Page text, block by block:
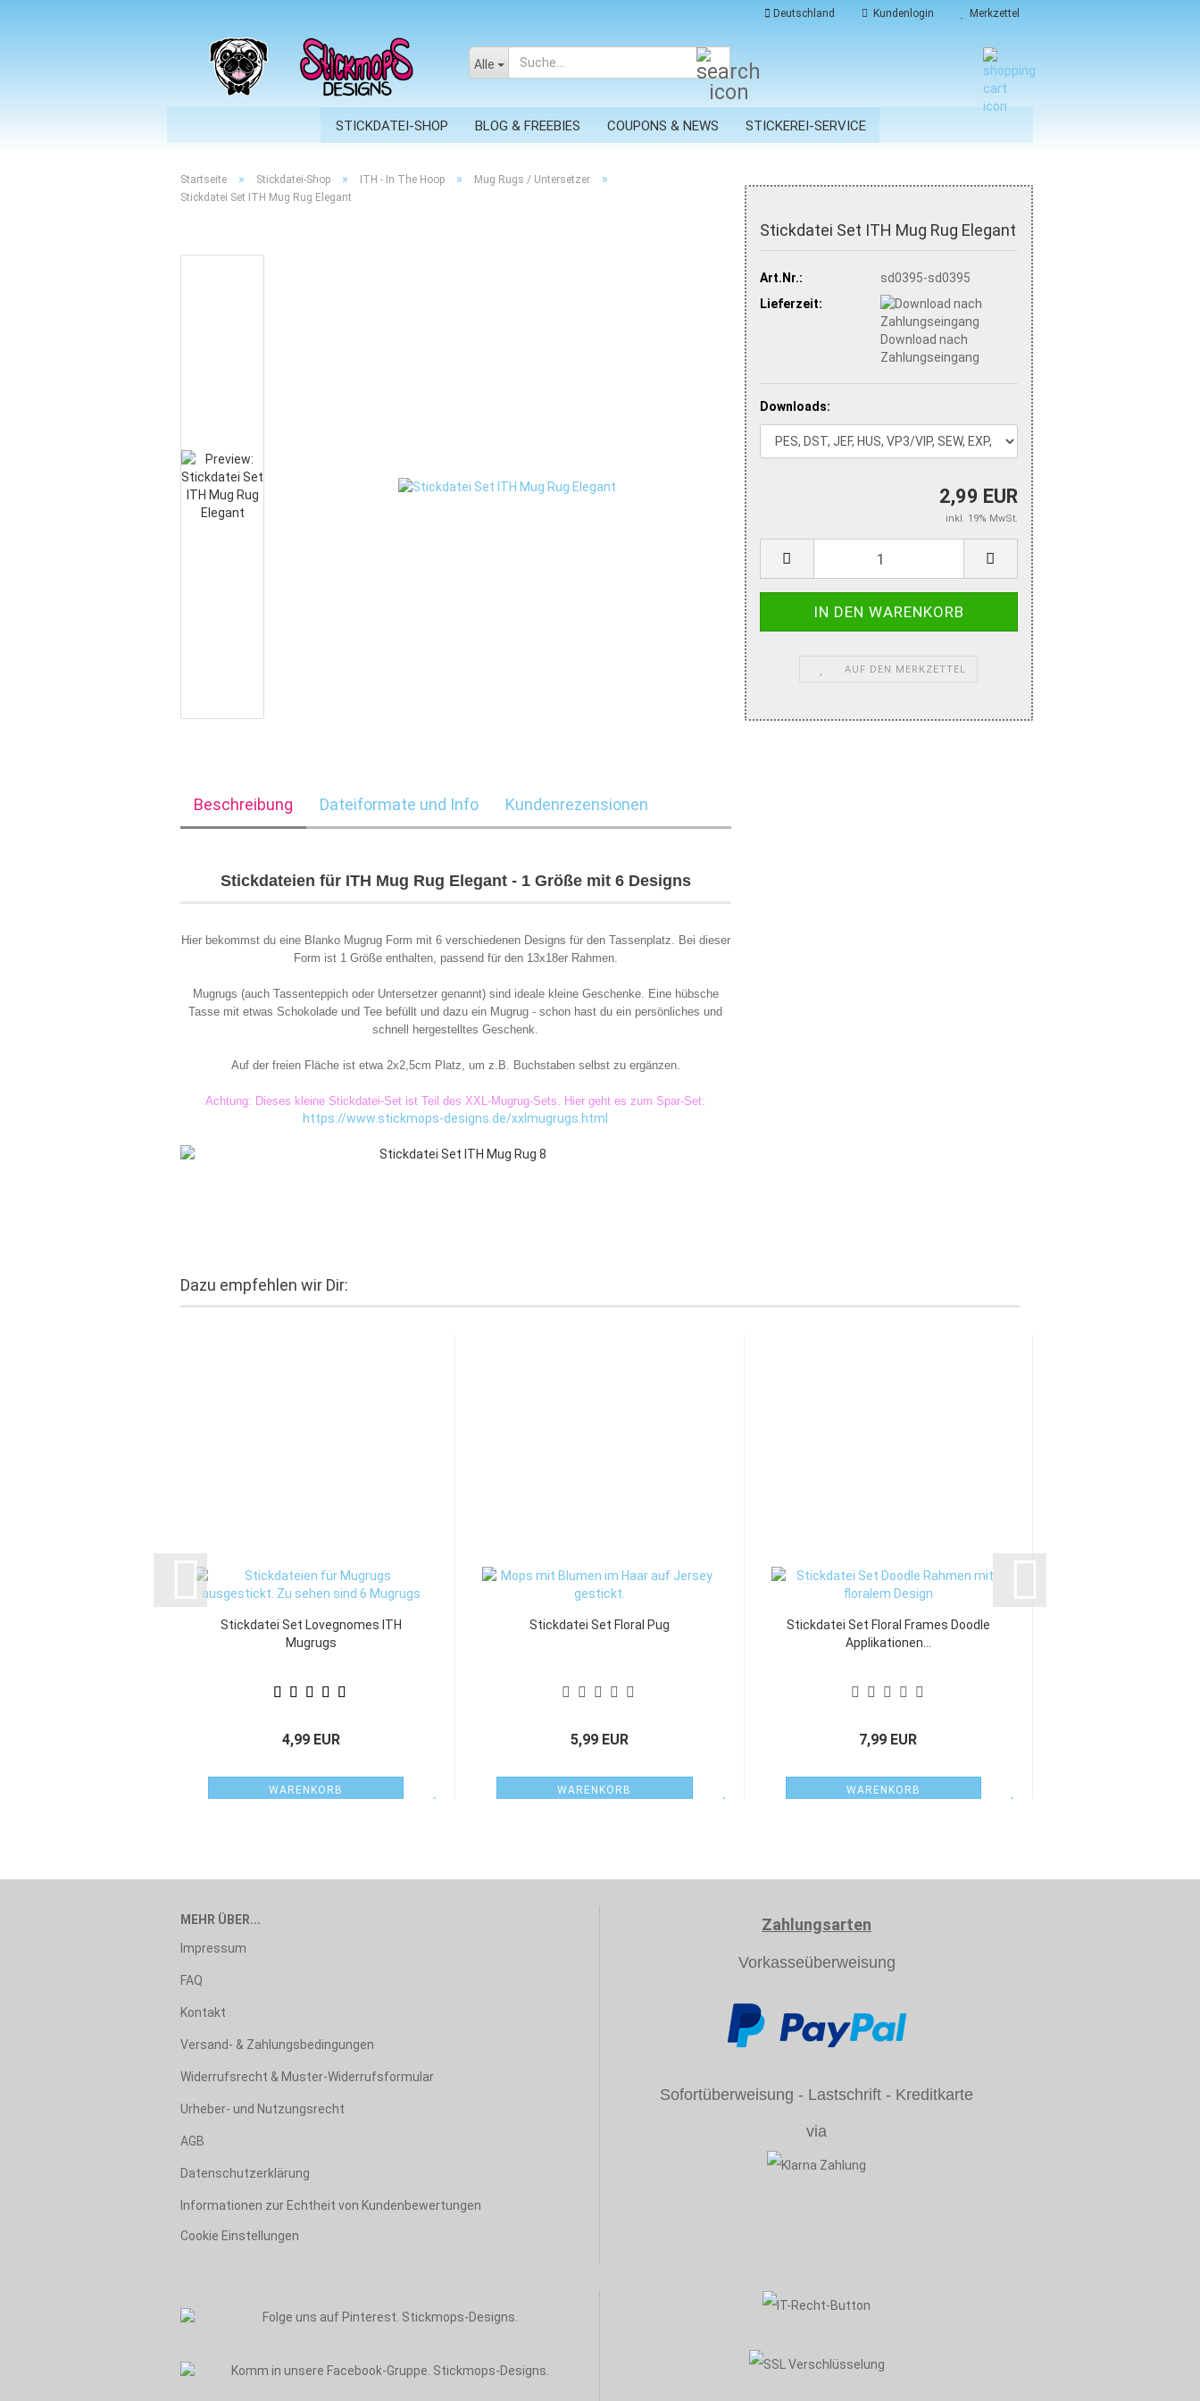
Deutschland Kundenlogin Merkzettel
Alle
STICKDATEI-SHOP BLOG & FREEBIES COUPONS & NEWS STICKEREI-SERVICE
Startseite » Stickdatei-Shop » ITH - In The Hoop » Mug Rugs / Untersetzer »
Stickdatei Set ITH Mug Rug Elegant
Stickdatei Set ITH Mug Rug Elegant
Art.Nr.:
sd0395-sd0395
Lieferzeit:
Download nach
Zahlungseingang
Downloads:
2,99 EUR
inkl. 19% MwSt.
AUF DEN MERKZETTEL
Beschreibung Dateiformate und Info Kundenrezensionen
Stickdateien für ITH Mug Rug Elegant - 1 Größe mit 6 Designs
Hier bekommst du eine Blanko Mugrug Form mit 6 verschiedenen Designs für den Tassenplatz. Bei dieser
Form ist 1 Größe enthalten, passend für den 13x18er Rahmen.
Mugrugs (auch Tassenteppich oder Untersetzer genannt) sind ideale kleine Geschenke. Eine hübsche
Tasse mit etwas Schokolade und Tee befüllt und dazu ein Mugrug - schon hast du ein persönliches und
schnell hergestelltes Geschenk.
Auf der freien Fläche ist etwa 2x2,5cm Platz, um z.B. Buchstaben selbst zu ergänzen.
Achtung: Dieses kleine Stickdatei-Set ist Teil des XXL-Mugrug-Sets. Hier geht es zum Spar-Set:
https://www.stickmops-designs.de/xxlmugrugs.html
Dazu empfehlen wir Dir:
Stickdatei Set Lovegnomes ITH
Mugrugs
4,99 EUR
WARENKORB
Stickdatei Set Floral Pug
5,99 EUR
WARENKORB
Stickdatei Set Floral Frames Doodle
Applikationen...
7,99 EUR
WARENKORB
MEHR ÜBER...
Impressum
FAQ
Kontakt
Versand- & Zahlungsbedingungen
Widerrufsrecht & Muster-Widerrufsformular
Urheber- und Nutzungsrecht
AGB
Datenschutzerklärung
Informationen zur Echtheit von Kundenbewertungen
Cookie Einstellungen
Zahlungsarten
Vorkasseüberweisung
Sofortüberweisung - Lastschrift - Kreditkarte
via